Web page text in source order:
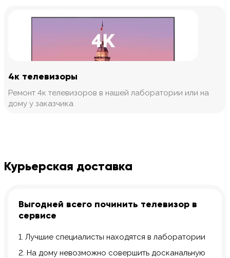
4к телевизоры
Ремонт 4к телевизоров в нашей лаборатории или на
дому у заказчика
Курьерская доставка
Выгодней всего починить телевизор в
сервисе
1. Лучшие специалисты находятся в лаборатории
2. На дому невозможно совершить досканальную